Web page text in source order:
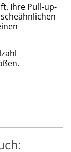
Ihre Pull-up-